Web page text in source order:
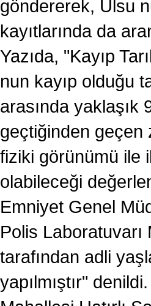
göndererek, Ulsu
kayıtlarında da
Yazıda, "Kayıp
nun kayıp olduğu
arasında yaklaşık
geçtiğinden geçen
fiziki görünümü ile
olabileceği
Emniyet Genel
Polis Laboratuvarı
tarafından adli
yapılmıştır"